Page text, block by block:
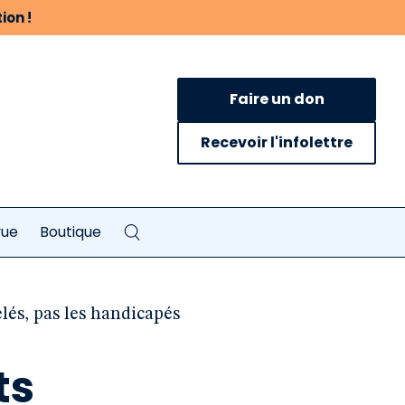
!
Faire un don
Recevoir l'infolettre
Boutique
pas les handicapés